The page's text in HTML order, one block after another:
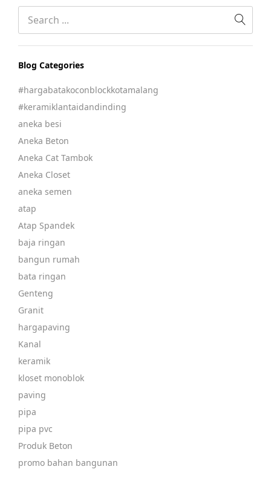
Blog Categories
#hargabatakoconblockkotamalang
#keramiklantaidandinding
aneka besi
Aneka Beton
Aneka Cat Tambok
Aneka Closet
aneka semen
atap
Atap Spandek
baja ringan
bangun rumah
bata ringan
Genteng
Granit
hargapaving
Kanal
keramik
kloset monoblok
paving
pipa
pipa pvc
Produk Beton
promo bahan bangunan